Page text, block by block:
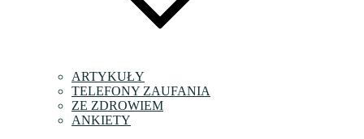
ARTYKUŁY
TELEFONY ZAUFANIA
ZE ZDROWIEM
ANKIETY